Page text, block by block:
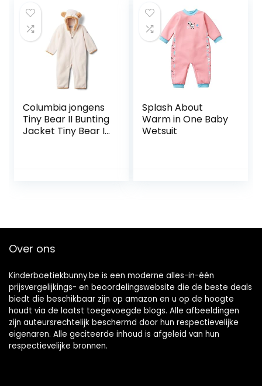
Columbia jongens
Tiny Bear II Bunting
Jacket Tiny Bear II
Splash About
Warm in One Baby
Wetsuit
Over ons
Kinderboetiekbunny.be is een moderne alles-in-één
prijsvergelijkings- en beoordelingswebsite die de beste deals
biedt die beschikbaar zijn op amazon en u op de hoogte
houdt via de laatst toegevoegde blogs. Alle afbeeldingen
zijn auteursrechtelijk beschermd door hun respectievelijke
eigenaren. Alle geciteerde inhoud is afgeleid van hun
respectievelijke bronnen.